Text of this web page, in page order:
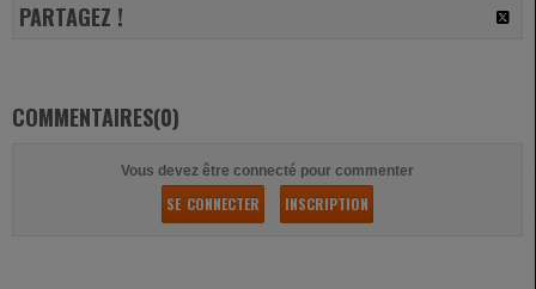
PARTAGEZ !
COMMENTAIRES(0)
Vous devez être connecté pour commenter
SE CONNECTER INSCRIPTION